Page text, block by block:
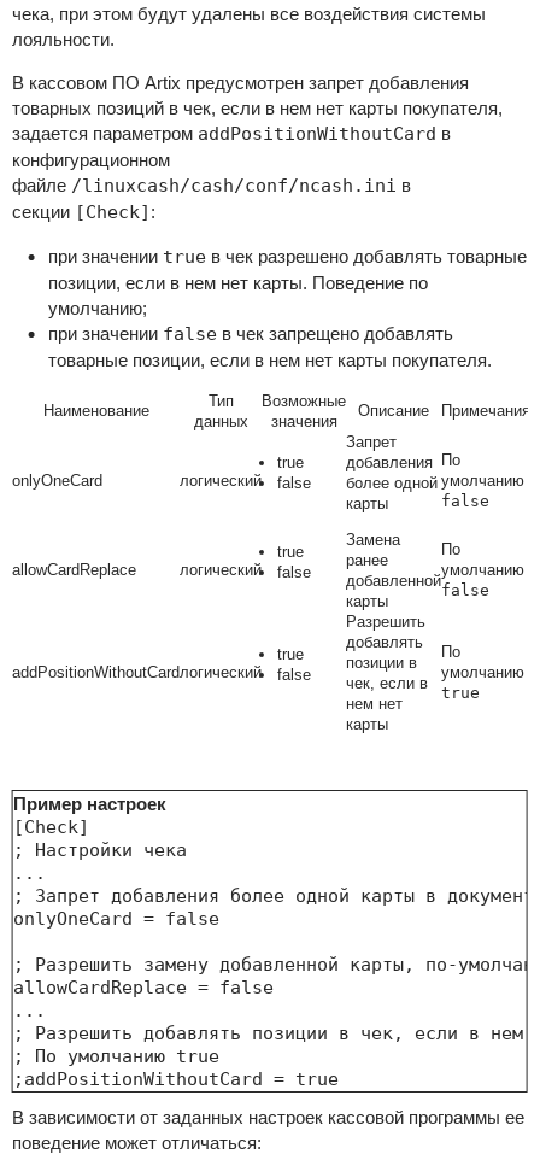
чека, при этом будут удалены все воздействия системы
лояльности.
В кассовом ПО Artix предусмотрен запрет добавления
товарных позиций в чек, если в нем нет карты покупателя,
задается параметром addPositionWithoutCard в
конфигурационном
файле /linuxcash/cash/conf/ncash.ini в
секции [Check] :
при значении trueв чек разрешено добавлять товарные
позиции, если в нем нет карты. Поведение по
умолчанию;
при значении falseв чек запрещено добавлять
товарные позиции, если в нем нет карты покупателя.
Наименование
Тип
данных
Возможные
значения
Описание Примечания
onlyOneCard логический
true
false
Запрет
добавления
более одной
карты
По
умолчанию
false
allowCardReplace логический
true
false
Замена
ранее
добавленной
карты
По
умолчанию
false
addPositionWithoutCardлогический
true
false
Разрешить
добавлять
позиции в
чек, если в
нем нет
карты
По
умолчанию
true
Пример настроек
[Check]
; Настройки чека
...
; Запрет добавления более одной карты в
onlyOneCard = false
; Разрешить замену добавленной карты, по-
allowCardReplace = false
...
; Разрешить добавлять позиции в чек, если в нем
; По умолчанию true
;addPositionWithoutCard = true
В зависимости от заданных настроек кассовой программы ее
поведение может отличаться: